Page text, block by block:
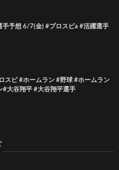
手予想 6/7(金) #プロスピa #活躍選手
スピ #ホームラン #野球 #ホームラン
#大谷翔平 #大谷翔平選手